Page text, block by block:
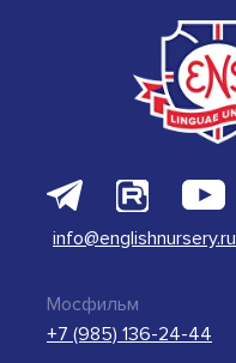
info@englishnursery.ru
+7 (985) 136-24-44
Мосфильм